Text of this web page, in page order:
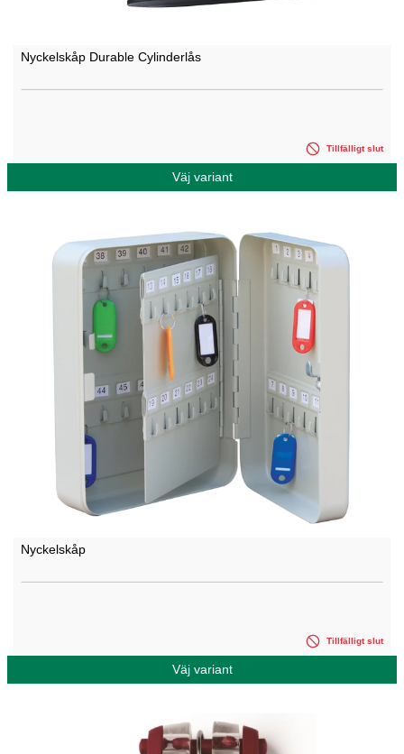
Nyckelskåp Durable Cylinderlås
Tillfälligt slut
Väj variant
Nyckelskåp
Tillfälligt slut
Väj variant